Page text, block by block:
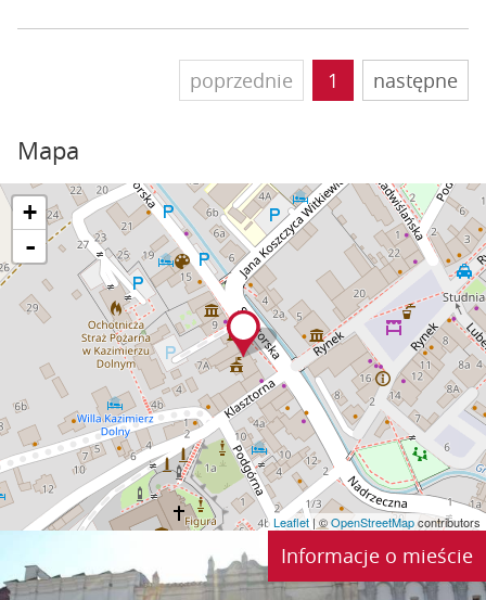
poprzednie 1 następne
Mapa
+
-
Leaflet | ©OpenStreetMapcontributors
Informacje o mieście